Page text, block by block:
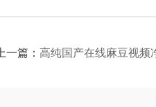
上一篇：高纯国产在线麻豆视频